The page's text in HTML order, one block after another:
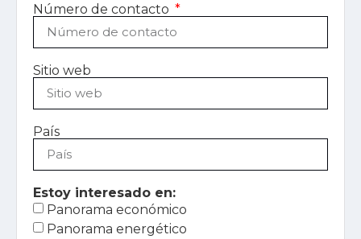
Número de contacto
Sitio web
País
Estoy interesado en:
Panorama económico
Panorama energético